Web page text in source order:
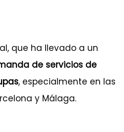
que ha llevado a un
de servicios de
, especialmente en las
y Málaga.